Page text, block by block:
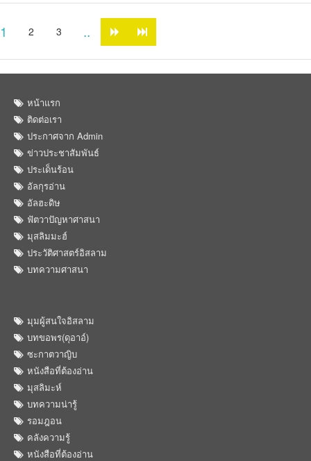
1 2 3 ..
หน้าแรก
ติดต่อเรา
ประกาศจาก Admin
ข่าวประชาสัมพันธ์
ประเด็นร้อน
อัลกุรอ่าน
อัลฮะดิษ
ฟัตวาปัญหาศาสนา
มุสลิมมะฮ์
ประวัติศาสตร์อิสลาม
บทความศาสนา
มุมผู้สนใจอิสลาม
บทขอพร(ดุอาอ์)
ซะกาตวาญิบ
หนังสือที่ต้องอ่าน
มุสลิมะห์
บทความน่ารู้
รอมฎอน
คลังความรู้
หนังสือที่ต้องอ่าน